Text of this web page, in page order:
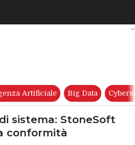
di sistema:
Artificiale Big Data
sistema: StoneSoft
conformità